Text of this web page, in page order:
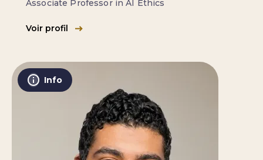
Associate Professor in AI Ethics
Voir profil
Info